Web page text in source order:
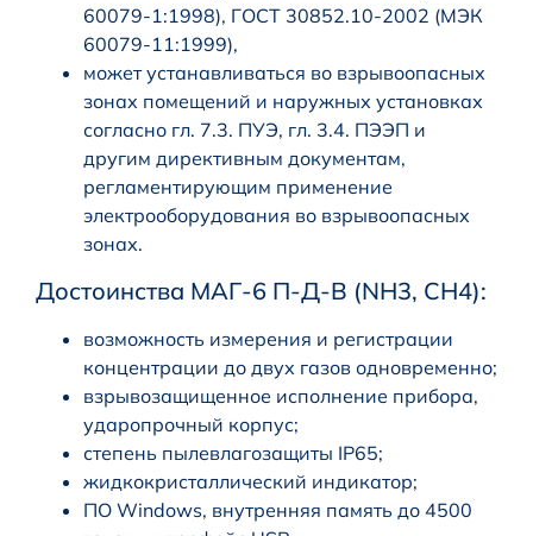
60079-1:1998), ГОСТ 30852.10-2002 (МЭК
60079-11:1999),
может устанавливаться во взрывоопасных
зонах помещений и наружных установках
согласно гл. 7.3. ПУЭ, гл. 3.4. ПЭЭП и
другим директивным документам,
регламентирующим применение
электрооборудования во взрывоопасных
зонах.
Достоинства МАГ-6 П-Д-В (NH3, CH4):
возможность измерения и регистрации
концентрации до двух газов одновременно;
взрывозащищенное исполнение прибора,
ударопрочный корпус;
степень пылевлагозащиты IP65;
жидкокристаллический индикатор;
ПО Windows, внутренняя память до 4500